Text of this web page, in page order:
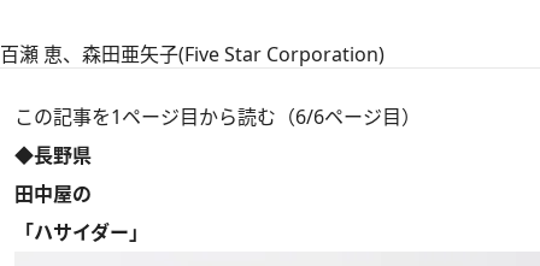
百瀬 恵、森田亜矢子(Five Star Corporation)
この記事を1ページ目から読む（6/6ページ目）
◆長野県
田中屋の
「ハサイダー」